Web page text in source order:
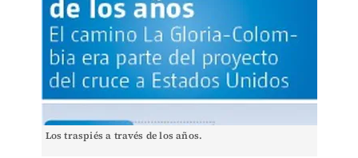
Los traspiés a través de los años.